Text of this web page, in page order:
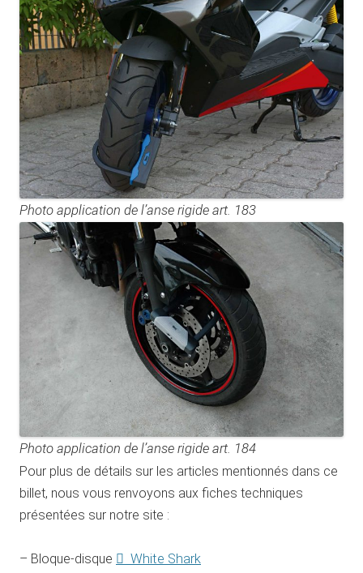
Photo application de l’anse rigide art. 183
Photo application de l’anse rigide art. 184
Pour plus de détails sur les articles mentionnés dans ce
billet, nous vous renvoyons aux fiches techniques
présentées sur notre site :
– Bloque-disque
White Shark